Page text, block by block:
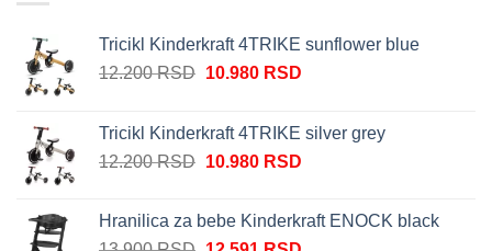
Tricikl Kinderkraft 4TRIKE sunflower blue
12.200RSD Originalna
bila:
12.200 RSD.
10.980 RSDTrenutna
10.980 RSD.
Tricikl Kinderkraft 4TRIKE silver grey
12.200RSD Originalna
bila:
10.980 RSDTrenutna
10.980 RSD.
Hranilica za bebe Kinderkraft ENOCK black